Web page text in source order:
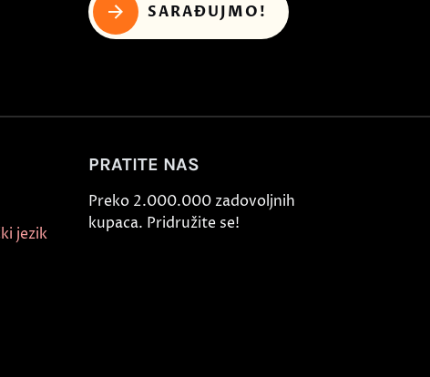
SARAĐUJMO!
jezik
PRATITE NAS
Preko 2.000.000 zadovoljnih
kupaca. Pridružite se!